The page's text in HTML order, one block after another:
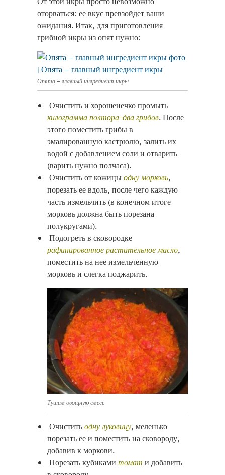
оторваться: ее вкус превзойдет ваши
ожидания. Итак, для приготовления
грибной икры из опят нужно:
Опята – главный ингредиент икры
Очистить и хорошенечко промыть
килограмма полтора-два грибов. После
этого поместить грибы в
эмалированную кастрюлю, залить их
водой с добавлением соли и отварить
(варить нужно полчаса).
Очистить от кожицыодну морковь,
порезать ее вдоль, после чего каждую
часть измельчить (в конечном итоге
морковь должна быть порезана
полукругами).
Подогреть в сковородке
рафинированное растительное масло,
поместить на нее измельченную
морковь и слегка поджарить.
Тушим овощную смесь
Очиститьодну луковицу, меленько
порезать ее и поместить на сковороду,
добавив к моркови.
Порезать кубиками томат и добавить